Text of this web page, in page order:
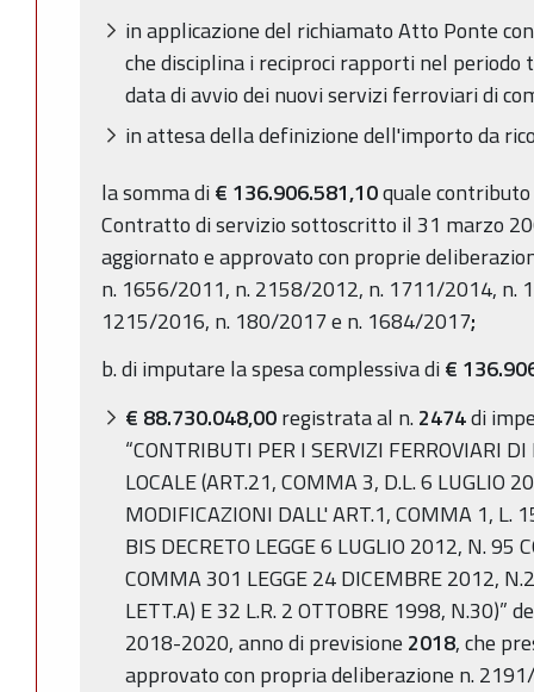
in applicazione del richiamato Atto Ponte
che disciplina i reciproci rapporti nel
data di avvio dei nuovi servizi ferroviari di
in attesa della definizione dell'importo da
la somma di€ 136.906.581,10quale
Contratto di servizio sottoscritto il 31 marzo
aggiornato e approvato con proprie
n. 1656/2011, n. 2158/2012, n. 1711/2014, n.
1215/2016, n. 180/2017 e n. 1684/2017;
b. di imputare la spesa complessiva di€
€ 88.730.048,00registrata al n.2474di
“CONTRIBUTI PER I SERVIZI FERROVIARI
LOCALE (ART.21, COMMA 3, D.L. 6 LUGLIO
MODIFICAZIONI DALL' ART.1, COMMA 1, L.
BIS DECRETO LEGGE 6 LUGLIO 2012, N. 95
COMMA 301 LEGGE 24 DICEMBRE 2012,
LETT.A) E 32 L.R. 2 OTTOBRE 1998,
2018-2020, anno di previsione 2018, che
approvato con propria deliberazione n.